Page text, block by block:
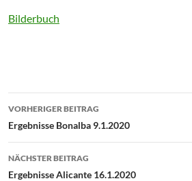
Bilderbuch
Beitragsnavigation
VORHERIGER BEITRAG
Ergebnisse Bonalba 9.1.2020
NÄCHSTER BEITRAG
Ergebnisse Alicante 16.1.2020